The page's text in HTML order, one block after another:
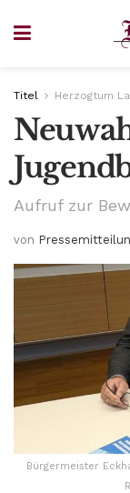
Titel Herzogtum
Aufruf zur
von
Bürgermeister